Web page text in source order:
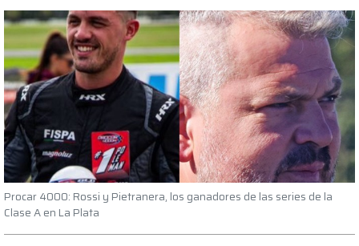
Procar 4000: Rossi y Pietranera, los ganadores de las series de la
Clase A en La Plata